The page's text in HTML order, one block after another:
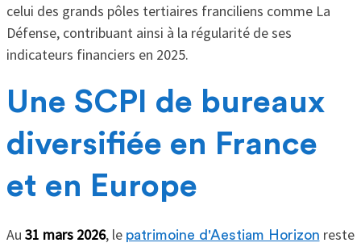
celui des grands pôles tertiaires franciliens comme La
Défense, contribuant ainsi à la régularité de ses
indicateurs financiers en 2025.
Une SCPI de bureaux
diversifiée en France
et en Europe
Au 31 mars 2026, le patrimoine d'Aestiam Horizon reste